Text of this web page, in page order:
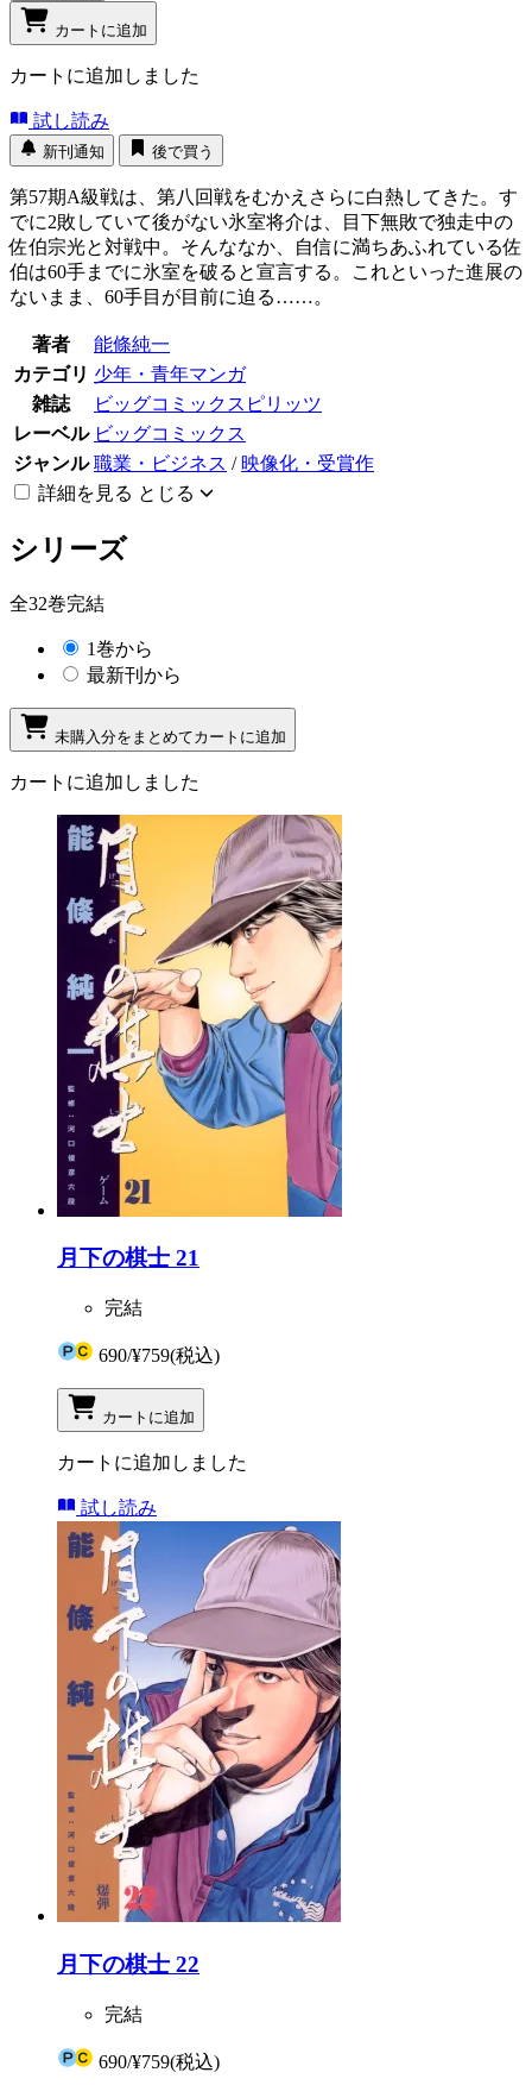
カートに追加
カートに追加しました
試し読み
新刊通知 後で買う
第57期A級戦は、第八回戦をむかえさらに白熱してきた。す
でに2敗していて後がない氷室将介は、目下無敗で独走中の
佐伯宗光と対戦中。そんななか、自信に満ちあふれている佐
伯は60手までに氷室を破ると宣言する。これといった進展の
ないまま、60手目が目前に迫る……。
著者
能條純一
カテゴリ 少年・青年マンガ
雑誌
ビッグコミックスピリッツ
レーベル ビッグコミックス
ジャンル 職業・ビジネス / 映像化・受賞作
詳細を見る とじる
シリーズ
全32巻完結
1巻から
最新刊から
未購入分をまとめてカートに追加
カートに追加しました
月下の棋士 21
完結
690/¥759(税込)
カートに追加
カートに追加しました
試し読み
月下の棋士 22
完結
690/¥759(税込)